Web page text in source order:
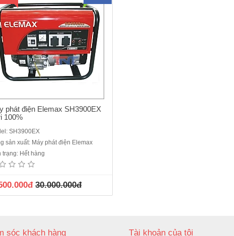
phát điện Elemax SH3900EX
100%
SH3900EX
sản xuất: Máy phát điện Elemax
trạng: Hết hàng
30.000.000đ
sóc khách hàng Tài khoản của tôi